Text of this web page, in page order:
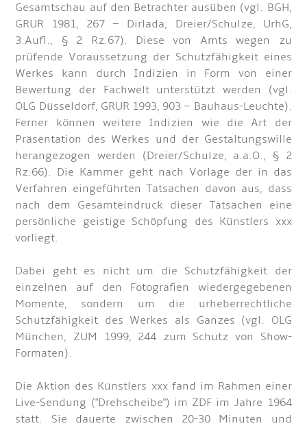
Gesamtschau auf den Betrachter ausüben (vgl. BGH,
GRUR 1981, 267 – Dirlada; Dreier/Schulze, UrhG,
3.Aufl., § 2 Rz.67). Diese von Amts wegen zu
prüfende Voraussetzung der Schutzfähigkeit eines
Werkes kann durch Indizien in Form von einer
Bewertung der Fachwelt unterstützt werden (vgl.
OLG Düsseldorf, GRUR 1993, 903 – Bauhaus-Leuchte).
Ferner können weitere Indizien wie die Art der
Präsentation des Werkes und der Gestaltungswille
herangezogen werden (Dreier/Schulze, a.a.O., § 2
Rz.66). Die Kammer geht nach Vorlage der in das
Verfahren eingeführten Tatsachen davon aus, dass
nach dem Gesamteindruck dieser Tatsachen eine
persönliche geistige Schöpfung des Künstlers xxx
vorliegt.
Dabei geht es nicht um die Schutzfähigkeit der
einzelnen auf den Fotografien wiedergegebenen
Momente, sondern um die urheberrechtliche
Schutzfähigkeit des Werkes als Ganzes (vgl. OLG
München, ZUM 1999, 244 zum Schutz von Show-
Formaten).
Die Aktion des Künstlers xxx fand im Rahmen einer
Live-Sendung ("Drehscheibe") im ZDF im Jahre 1964
statt. Sie dauerte zwischen 20-30 Minuten und